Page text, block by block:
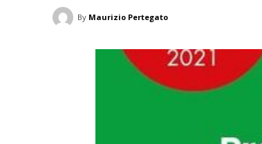
By Maurizio Pertegato